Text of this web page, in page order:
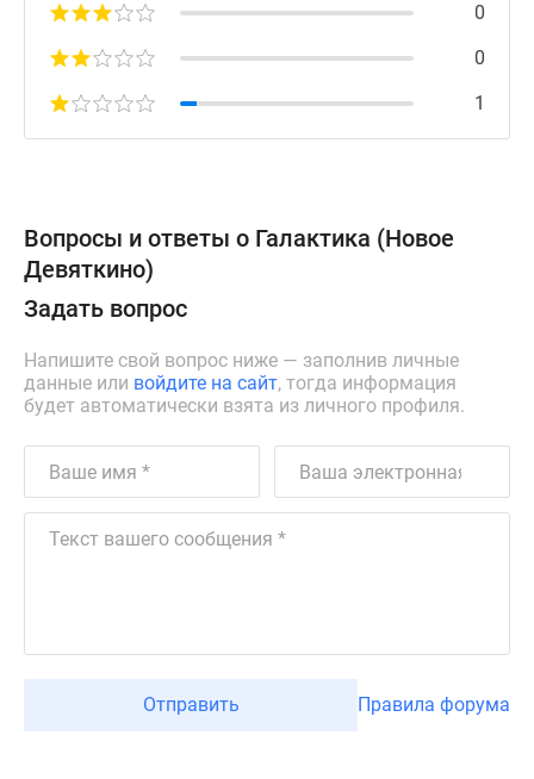
0
0
1
Вопросы и ответы о Галактика (Новое
Девяткино)
Задать вопрос
Напишите свой вопрос ниже — заполнив личные
данные или войдите на сайт, тогда информация
будет автоматически взята из личного профиля.
Отправить Правила форума